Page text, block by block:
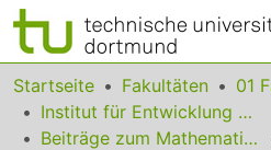
Bereiche & Sammlungen
Das gesamte Repositorium
Startseite Fakultäten
Institut für Entwicklung und Erforschung des Mathematikunterrichts
Beiträge zum Mathematikunterricht